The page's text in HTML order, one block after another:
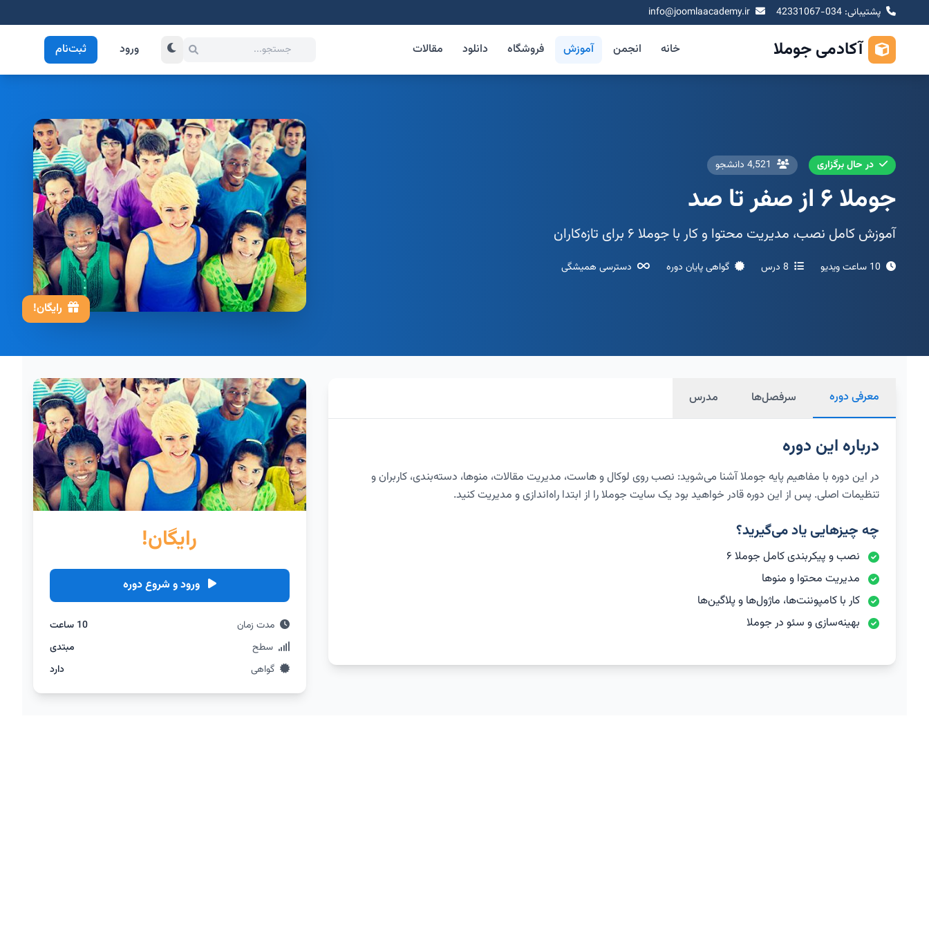
پشتیبانی: 034-42331067
آکادمی جوملا خانه انجمن آموزش فروشگاه دانلود مقالات ورود ثبت‌نام
در حال برگزاری 4,521 دانشجو
جوملا ۶ از صفر تا صد
آموزش کامل نصب، مدیریت محتوا و کار با جوملا ۶ برای تازه‌کاران
10 ساعت ویدیو 8 درس گواهی پایان دوره دسترسی همیشگی
رایگان!
معرفی دوره سرفصل‌ها مدرس
درباره این دوره
در این دوره با مفاهیم پایه جوملا آشنا می‌شوید: نصب روی لوکال و هاست، مدیریت مقالات، منوها، دسته‌بندی، کاربران و
تنظیمات اصلی. پس از این دوره قادر خواهید بود یک سایت جوملا را از ابتدا راه‌اندازی و مدیریت کنید.
چه چیزهایی یاد می‌گیرید؟
نصب و پیکربندی کامل جوملا ۶
مدیریت محتوا و منوها
کار با کامپوننت‌ها، ماژول‌ها و پلاگین‌ها
بهینه‌سازی و سئو در جوملا
رایگان!
ورود و شروع دوره
مدت زمان
10 ساعت
سطح
مبتدی
گواهی
دارد